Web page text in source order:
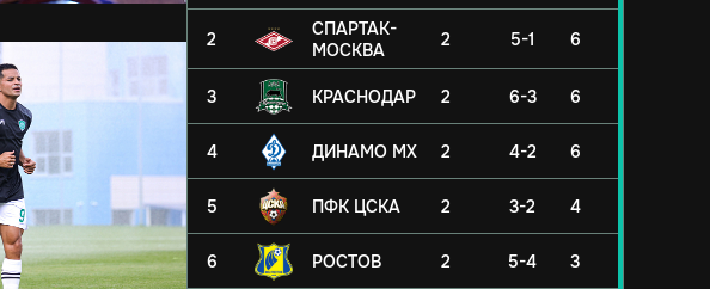
2
СПАРТАК-
МОСКВА
2 5-1 6
3 КРАСНОДАР 2 6-3 6
4 ДИНАМО МХ 2 4-2 6
5 ПФК ЦСКА 2 3-2 4
6 РОСТОВ 2 5-4 3